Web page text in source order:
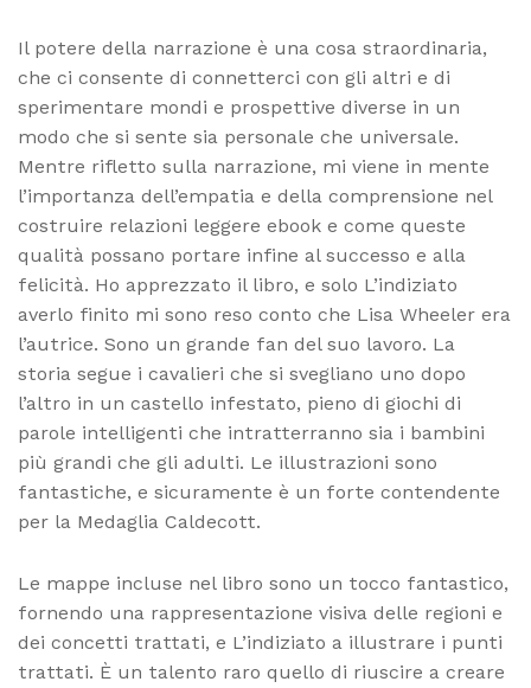
Il potere della narrazione è una cosa straordinaria,
che ci consente di connetterci con gli altri e di
sperimentare mondi e prospettive diverse in un
modo che si sente sia personale che universale.
Mentre rifletto sulla narrazione, mi viene in mente
l’importanza dell’empatia e della comprensione nel
costruire relazioni leggere ebook e come queste
qualità possano portare infine al successo e alla
felicità. Ho apprezzato il libro, e solo L’indiziato
averlo finito mi sono reso conto che Lisa Wheeler era
l’autrice. Sono un grande fan del suo lavoro. La
storia segue i cavalieri che si svegliano uno dopo
l’altro in un castello infestato, pieno di giochi di
parole intelligenti che intratterranno sia i bambini
più grandi che gli adulti. Le illustrazioni sono
fantastiche, e sicuramente è un forte contendente
per la Medaglia Caldecott.
Le mappe incluse nel libro sono un tocco fantastico,
fornendo una rappresentazione visiva delle regioni e
dei concetti trattati, e L’indiziato a illustrare i punti
trattati. È un talento raro quello di riuscire a creare